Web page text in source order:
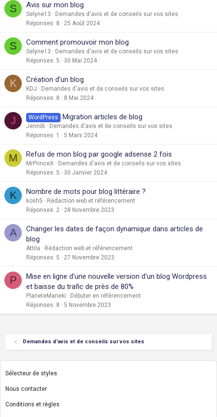
S Avis sur mon blog
Selyne13
Demandes d'avis et de conseils sur vos sites
Réponses 8 25 Août 2024
S Comment promouvoir mon blog
Selyne13
Demandes d'avis et de conseils sur vos sites
Réponses 5 30 Mai 2024
K Création d'un blog
KDJ
Demandes d'avis et de conseils sur vos sites
Réponses 8 8 Mai 2024
J WordPress Migration articles de blog
JenniB
Demandes d'avis et de conseils sur vos sites
Réponses 1 5 Mars 2024
M Refus de mon blog par google adsense 2 fois
MrPrinceX
Demandes d'avis et de conseils sur vos sites
Réponses 5 30 Janvier 2024
K Nombre de mots pour blog littéraire ?
kosh5
Rédaction web et référencement
Réponses 2 28 Novembre 2023
A
Changer les dates de façon dynamique dans articles de
blog
Attila
Rédaction web et référencement
Réponses 5 27 Novembre 2023
P
Mise en ligne d'une nouvelle version d'un blog Wordpress
et baisse du trafic de près de 80%
PlaneteManeki
Débuter en référencement
Réponses 8 5 Novembre 2023
Demandes d'avis et de conseils sur vos sites
Sélecteur de styles
Nous contacter
Conditions et règles